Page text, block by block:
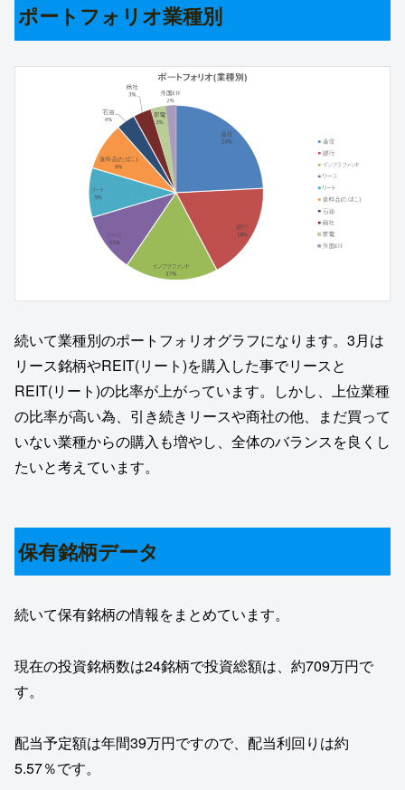
ポートフォリオ業種別
続いて業種別のポートフォリオグラフになります。3月は
リース銘柄やREIT(リート)を購入した事でリースと
REIT(リート)の比率が上がっています。しかし、上位業種
の比率が高い為、引き続きリースや商社の他、まだ買って
いない業種からの購入も増やし、全体のバランスを良くし
たいと考えています。
保有銘柄データ
続いて保有銘柄の情報をまとめています。
現在の投資銘柄数は24銘柄で投資総額は、約709万円で
す。
配当予定額は年間39万円ですので、配当利回りは約
5.57％です。